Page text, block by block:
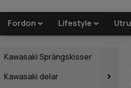
Fordon Lifestyle
Kawasaki Sprängskisser
Kawasaki delar